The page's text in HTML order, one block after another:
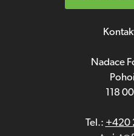
Nadace
118
Tel.: +420